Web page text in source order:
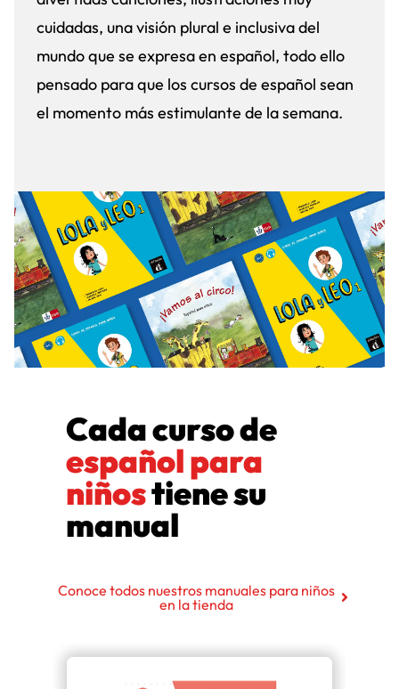
cuidadas, una visión plural e inclusiva del
mundo que se expresa en español, todo ello
pensado para que los cursos de español sean
el momento más estimulante de la semana.
Cada curso de
español para
niñostiene su
manual
Conoce todos nuestros manuales para niños
en la tienda